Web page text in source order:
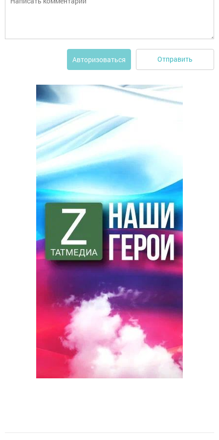
Авторизоваться Отправить